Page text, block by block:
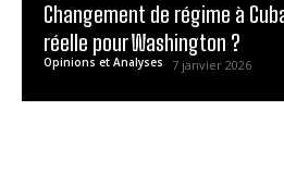
Changement de régime à
réelle pour Washington ?
Opinions et Analyses 7 janvier 2026